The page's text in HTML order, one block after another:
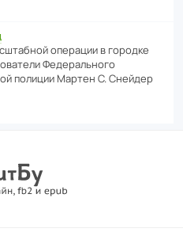
операции в городке
Феде­раль­ного
полиции Мартен С. Снейдер